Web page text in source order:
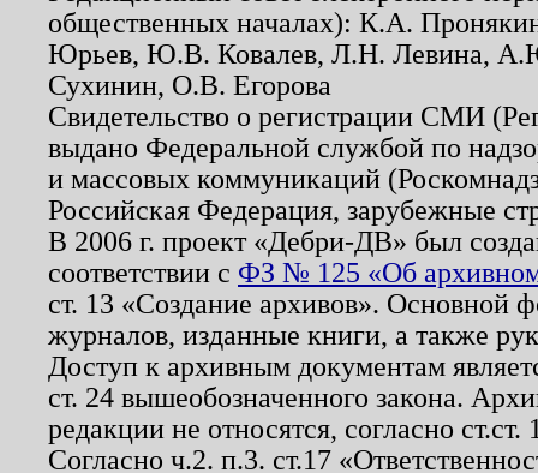
общественных началах): К.А.
Юрьев, Ю.В. Ковалев, Л.Н. Левина,
Сухинин, О.В. Егорова
Свидетельство о регистрации СМИ
выдано Федеральной службой по
и массовых коммуникаций
Российская Федерация, зарубежные
В 2006 г. проект «Дебри-ДВ» был
соответствии с ФЗ № 125 «Об
ст. 13 «Создание архивов». Основной
журналов, изданные книги, а также
Доступ к архивным документам
ст. 24 вышеобозначенного закона.
редакции не относятся, согласно
Согласно ч.2. п.3. ст.17